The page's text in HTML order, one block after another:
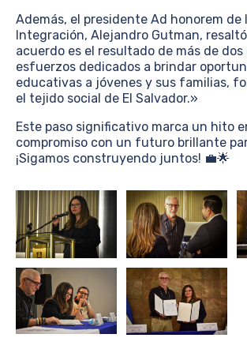
Además, el presidente Ad honorem de
Integración, Alejandro Gutman,
acuerdo es el resultado de más de
esfuerzos dedicados a brindar
educativas a jóvenes y sus familias,
el tejido social de El Salvador.»
Este paso significativo marca un hito
compromiso con un futuro brillante
¡Sigamos construyendo juntos! 💼🌟